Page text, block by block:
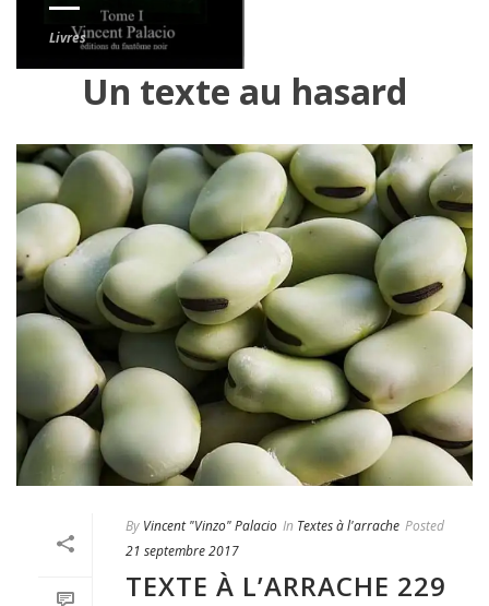
Livres
Un texte au hasard
By Vincent "Vinzo" Palacio In Textes à l'arrache Posted
21 septembre 2017
TEXTE À L’ARRACHE 229